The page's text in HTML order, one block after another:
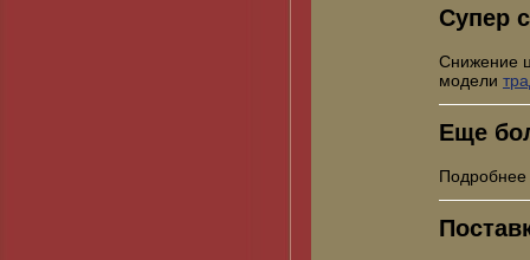
Супер
Снижение
модели
Еще